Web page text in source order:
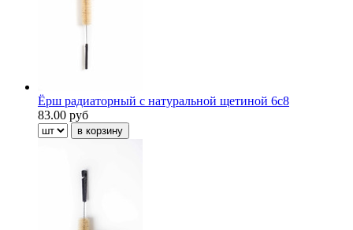
Ёрш радиаторный с натуральной щетиной 6с8
83.00 руб